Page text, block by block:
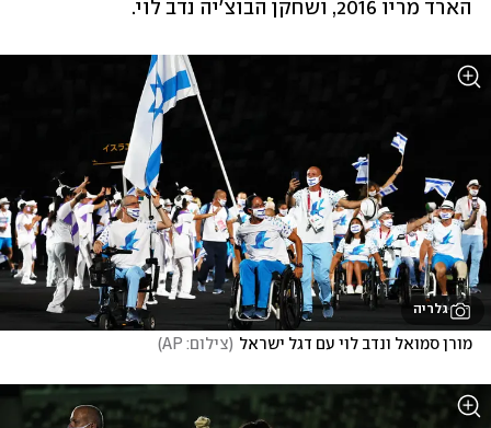
הארד מריו 2016, ושחקן הבוצ'יה נדב לוי.
גלריה
מורן סמואל ונדב לוי עם דגל ישראל (צילום: AP )